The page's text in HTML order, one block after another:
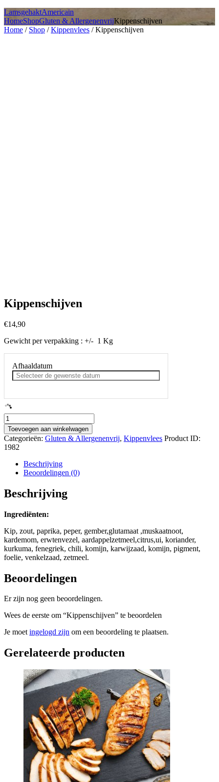
LamsgehaktAmericain
HomeShopGluten & AllergenenvrijKippenschijven
Home / Shop /Kippenvlees / Kippenschijven
Kippenschijven
€14,90
Gewicht per verpakking : +/- 1 Kg
Afhaaldatum
Kippenschijven
aantal
Toevoegen aan winkelwagen
Categorieën: Gluten & Allergenenvrij, Kippenvlees Product ID:
1982
Beschrijving
Beoordelingen (0)
Beschrijving
Ingrediënten:
Kip, zout, paprika, peper, gember,glutamaat ,muskaatnoot,
kardemom, erwtenvezel, aardappelzetmeel,citrus,ui, koriander,
kurkuma, fenegriek, chili, komijn, karwijzaad, komijn, pigment,
foelie, venkelzaad, zetmeel.
Beoordelingen
Er zijn nog geen beoordelingen.
Wees de eerste om “Kippenschijven” te beoordelen
Je moetingelogd zijn om een beoordeling te plaatsen.
Gerelateerde producten